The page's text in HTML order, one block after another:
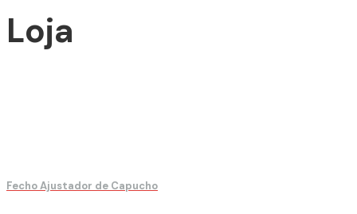
Loja
Fecho Ajustador de Capucho